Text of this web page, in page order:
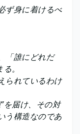
ず身に着けるべ
「誰にどれだ
。
られているわけ
を届け、その対
う構造なのであ